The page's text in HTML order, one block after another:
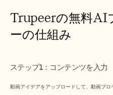
Trupeerの無料AI
ーの仕組み
ステップ1：コンテンツを入力
動画アイデアをアップロードして、動画プロ